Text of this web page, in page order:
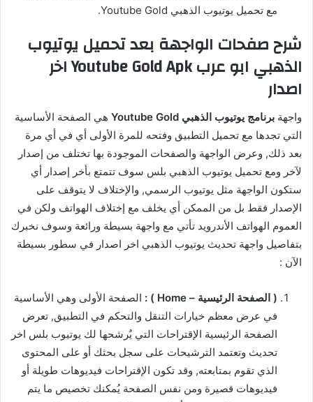
مع تحميل يوتيوب الذهبي Youtube Gold.
شرح صفحات الواجهة بعد تحميل يوتيوب
الذهبي ابو عرب Youtube Gold Apk اخر
اصدار
واجهة برنامج يوتيوب الذهبي Youtube Gold
هي الصفحة الأساسية
التي تجدها مع تحميل التطبيق وفتحه للمرة الأولى أي في أي مرة
بعد ذلك, وعرض الواجهة والصفحات الموجودة بها تختلف من إصدار
لآخر ومع تحميل يوتيوب الذهبي بلس سوف تتمتع بأخر إصدار أي
ستكون الواجهة مثل يوتيوب الرسمي, والإختلاف لا يتوقف على
الإصدار فقط بل من الممكن أي يخلف مع إختلاف الهواتف ولكن في
العموم الهواتف الأندرويد تأتي مع واجهة بسيطة ورائعة وسوف نخبرك
بتفاصيل واجهة تحديث يوتيوب الذهبي اخر اصدار في سطور بسيطة
الآن :
( الصفحة الرئيسية – Home ) :
الصفحة الأولى وهي الأساسية
في عرض معظم خيارات التنقل والتحكم في التطبيق, تعرض
الصفحة الرئيسية الإقتراحات التي يٌرشحها لك يوتيوب بلس اخر
تحديث وتعتمد الترشيحات على سجل بحثك أو على المحتوى
الذي تقوم بمتابعته, وقد تكون الإقتراحات فيديوهات طويلة أو
فيديوهات قصيرة ومن نفس الصفحة يُمكنك تخصيص ما يتم